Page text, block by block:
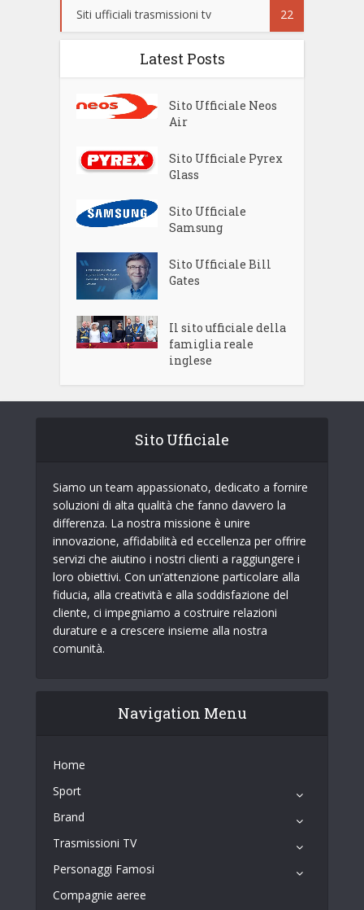
Siti ufficiali trasmissioni tv 22
Latest Posts
Sito Ufficiale Neos
Air
Sito Ufficiale Pyrex
Glass
Sito Ufficiale
Samsung
Sito Ufficiale Bill
Gates
Il sito ufficiale della
famiglia reale
inglese
Sito Ufficiale
Siamo un team appassionato, dedicato a fornire
soluzioni di alta qualità che fanno davvero la
differenza. La nostra missione è unire
innovazione, affidabilità ed eccellenza per offrire
servizi che aiutino i nostri clienti a raggiungere i
loro obiettivi. Con un’attenzione particolare alla
fiducia, alla creatività e alla soddisfazione del
cliente, ci impegniamo a costruire relazioni
durature e a crescere insieme alla nostra
comunità.
Navigation Menu
Home
Sport
Brand
Trasmissioni TV
Personaggi Famosi
Compagnie aeree